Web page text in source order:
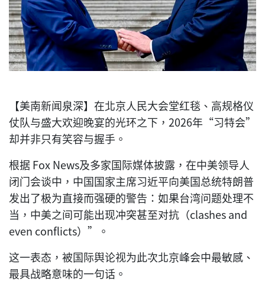
【美南新闻泉深】在北京人民大会堂红毯、高规格仪
仗队与盛大欢迎晚宴的光环之下，2026年“习特会”
却并非只有笑容与握手。
根据 Fox News及多家国际媒体披露，在中美领导人
闭门会谈中，中国国家主席习近平向美国总统特朗普
发出了极为直接而强硬的警告：如果台湾问题处理不
当，中美之间可能出现冲突甚至对抗（clashes and
even conflicts）”。
这一表态，被国际舆论视为此次北京峰会中最敏感、
最具战略意味的一句话。